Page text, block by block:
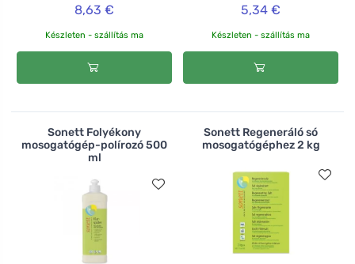
8,63 €
Készleten - szállítás ma
5,34 €
Készleten - szállítás ma
Sonett Folyékony
mosogatógép-polírozó 500
ml
Sonett Regeneráló só
mosogatógéphez 2 kg